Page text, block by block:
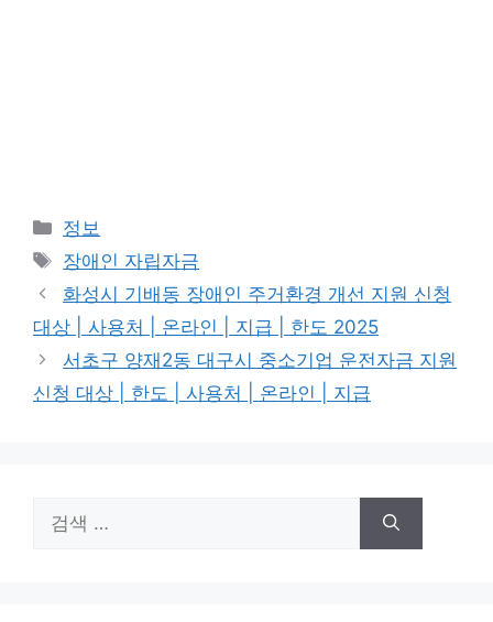
카
테
고
리
정보
태
그
장애인 자립자금
화성시 기배동 장애인 주거환경 개선 지원 신청
대상 | 사용처 | 온라인 | 지급 | 한도 2025
서초구 양재2동 대구시 중소기업 운전자금 지원
신청 대상 | 한도 | 사용처 | 온라인 | 지급
색: